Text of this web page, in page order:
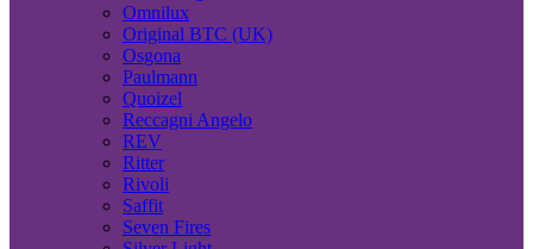
Omnilux
Original BTC (UK)
Osgona
Paulmann
Quoizel
Reccagni Angelo
REV
Ritter
Rivoli
Saffit
Seven Fires